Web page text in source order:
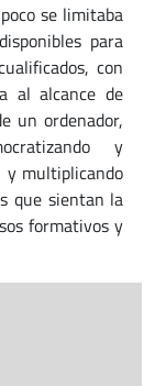
se limitaba
para
con
al alcance de
un ordenador,
y
y multiplicando
que sientan la
formativos y